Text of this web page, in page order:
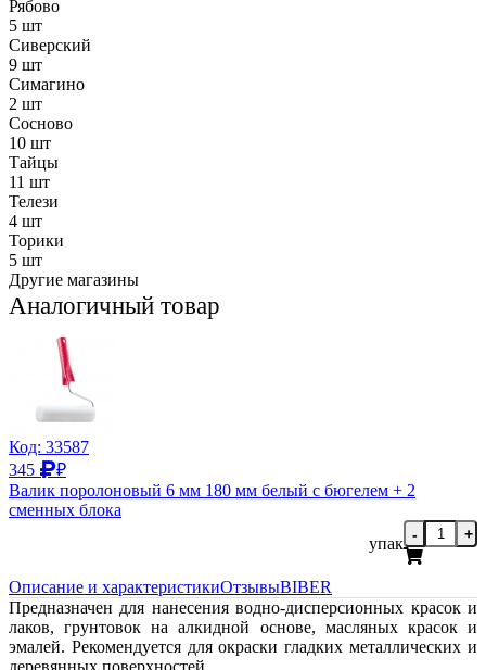
Рябово
5 шт
Сиверский
9 шт
Симагино
2 шт
Сосново
10 шт
Тайцы
11 шт
Телези
4 шт
Торики
5 шт
Другие магазины
Аналогичный товар
Код: 33587
345
₽
Валик поролоновый 6 мм 180 мм белый с бюгелем + 2
сменных блока
упак - +
Описание и характеристикиОтзывыBIBER
Предназначен для нанесения водно-дисперсионных красок и
лаков, грунтовок на алкидной основе, масляных красок и
эмалей. Рекомендуется для окраски гладких металлических и